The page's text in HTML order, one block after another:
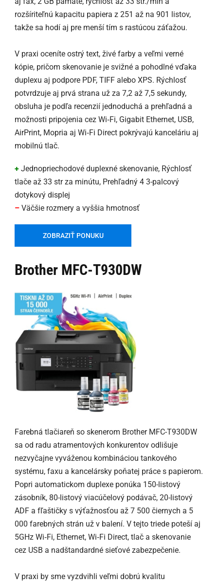
rozšíriteľnú kapacitu papiera z 251 až na 901 listov,
takže sa hodí aj pre menší tím s rastúcou záťažou.
V praxi oceníte ostrý text, živé farby a veľmi verné
kópie, pričom skenovanie je svižné a pohodlné vďaka
duplexu aj podpore PDF, TIFF alebo XPS. Rýchlosť
potvrdzuje aj prvá strana už za 7,2 až 7,5 sekundy,
obsluha je podľa recenzií jednoduchá a prehľadná a
možnosti pripojenia cez Wi‑Fi, Gigabit Ethernet, USB,
AirPrint, Mopria aj Wi‑Fi Direct pokrývajú kanceláriu aj
mobilnú tlač.
+ Jednopriechodové duplexné skenovanie, Rýchlosť
tlače až 33 str za minútu, Prehľadný 4 3-palcový
dotykový displej
– Väčšie rozmery a vyššia hmotnosť
ZOBRAZIŤ PONUKU
Brother MFC-T930DW
Farebná tlačiareň so skenerom Brother MFC-T930DW
sa od radu atramentových konkurentov odlišuje
nezvyčajne vyváženou kombináciou tankového
systému, faxu a kancelársky poňatej práce s papierom.
Popri automatickom duplexe ponúka 150-listový
zásobník, 80-listový viacúčelový podávač, 20-listový
ADF a fľaštičky s výťažnosťou až 7 500 čiernych a 5
000 farebných strán už v balení. V tejto triede poteší aj
5GHz Wi‑Fi, Ethernet, Wi‑Fi Direct, tlač a skenovanie
cez USB a nadštandardné sieťové zabezpečenie.
V praxi by sme vyzdvihli veľmi dobrú kvalitu